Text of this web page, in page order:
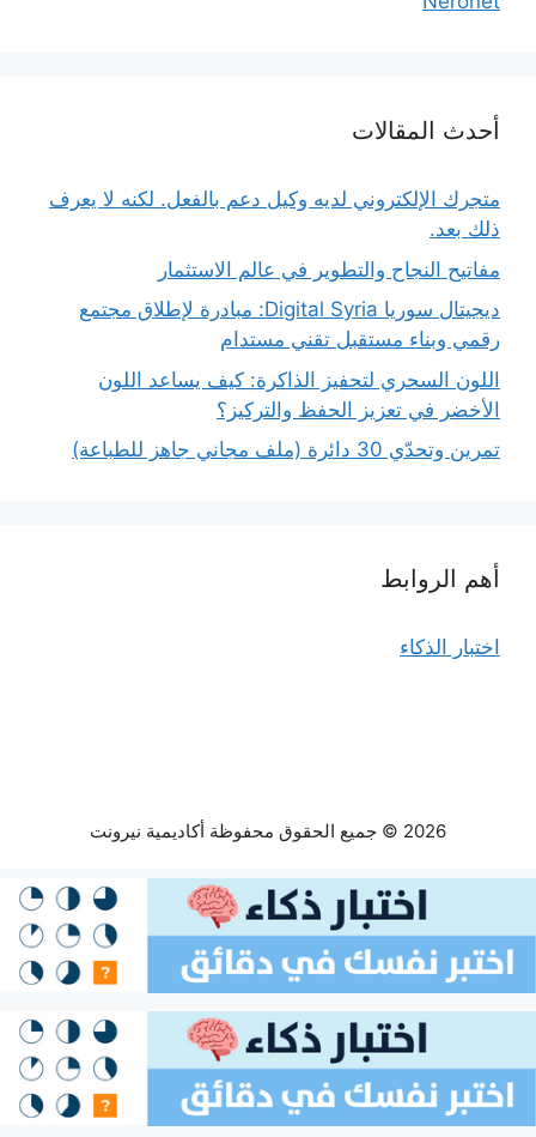
أحدث المقالات
متجرك الإلكتروني لديه وكيل دعم بالفعل. لكنه لا يعرف
ذلك بعد.
مفاتيح النجاح والتطوير في عالم الاستثمار
ديجيتال سوريا Digital Syria: مبادرة لإطلاق مجتمع
رقمي وبناء مستقبل تقني مستدام
اللون السحري لتحفيز الذاكرة: كيف يساعد اللون
الأخضر في تعزيز الحفظ والتركيز؟
تمرين وتحدّي 30 دائرة (ملف مجاني جاهز للطباعة)
أهم الروابط
اختبار الذكاء
2026 © جميع الحقوق محفوظة أكاديمية نيرونت